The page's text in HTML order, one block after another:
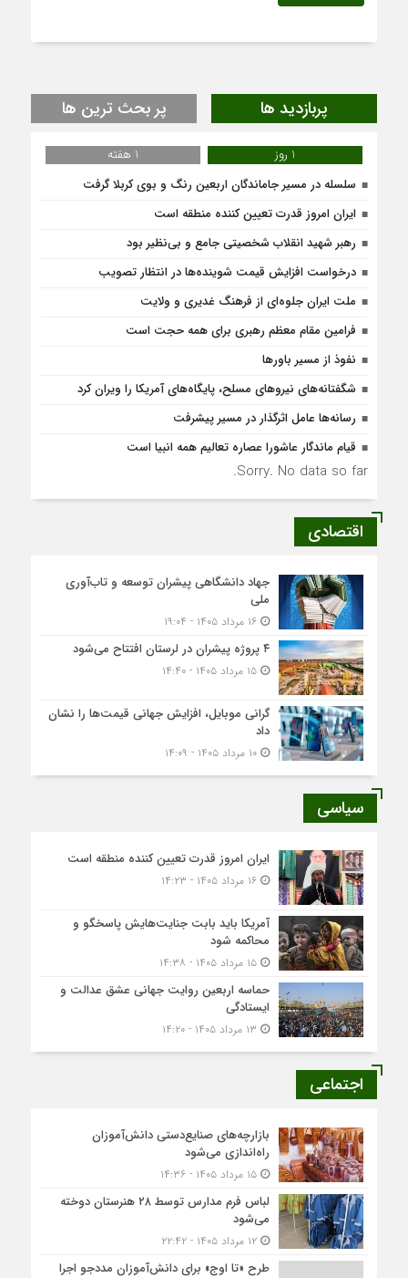
پربازدید ها پر بحث ترین ها
1 روز
1 هفته
سلسله در مسیر جاماندگان اربعین رنگ و بوی کربلا گرفت
ایران امروز قدرت تعیین کننده منطقه است
رهبر شهید انقلاب شخصیتی جامع و بی‌نظیر بود
درخواست افزایش قیمت شوینده‌ها در انتظار تصویب
ملت ایران جلوه‌ای از فرهنگ غدیری و ولایت
فرامین مقام معظم رهبری برای همه حجت است
نفوذ از مسیر باورها
شگفتانه‌های نیروهای مسلح، پایگاه‌های آمریکا را ویران کرد
رسانه‌ها عامل اثرگذار در مسیر پیشرفت
قیام ماندگار عاشورا عصاره تعالیم همه انبیا است
Sorry. No data so far.
اقتصادی
جهاد دانشگاهی پیشران توسعه و تاب‌آوری
ملی
۱۶ مرداد ۱۴۰۵ - ۱۹:۰۴
۴ پروژه پیشران در لرستان افتتاح می‌شود
۱۵ مرداد ۱۴۰۵ - ۱۴:۴۰
گرانی موبایل، افزایش جهانی قیمت‌ها را نشان
داد
۱۰ مرداد ۱۴۰۵ - ۱۴:۰۹
سیاسی
ایران امروز قدرت تعیین کننده منطقه است
۱۶ مرداد ۱۴۰۵ - ۱۴:۲۳
آمریکا باید بابت جنایت‌هایش پاسخگو و
محاکمه شود
۱۵ مرداد ۱۴۰۵ - ۱۴:۳۸
حماسه اربعین روایت جهانی عشق عدالت و
ایستادگی
اجتماعی
بازارچه‌های صنایع‌دستی دانش‌آموزان
راه‌اندازی می‌شود
۱۵ مرداد ۱۴۰۵ - ۱۴:۳۶
لباس فرم مدارس توسط ۲۸ هنرستان‌ دوخته
می‌شود
۱۲ مرداد ۱۴۰۵ - ۲۲:۴۲
طرح «تا اوج» برای دانش‌آموزان مددجو اجرا